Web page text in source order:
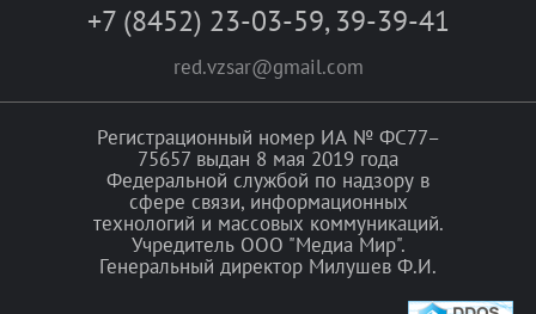
+7 (8452) 23-03-59, 39-39-41
red.vzsar@gmail.com
Регистрационный номер ИА № ФС77–
75657 выдан 8 мая 2019 года
Федеральной службой по надзору в
сфере связи, информационных
технологий и массовых коммуникаций.
Учредитель ООО "Медиа Мир".
Генеральный директор Милушев Ф.И.